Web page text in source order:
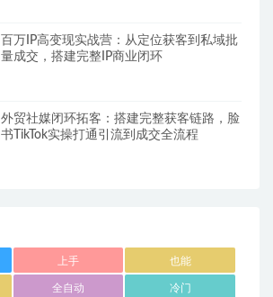
百万IP高变现实战营：从定位获客到私域批
量成交，搭建完整IP商业闭环
外贸社媒闭环拓客：搭建完整获客链路，脸
书TikTok实操打通引流到成交全流程
上手 也能
全自动 冷门